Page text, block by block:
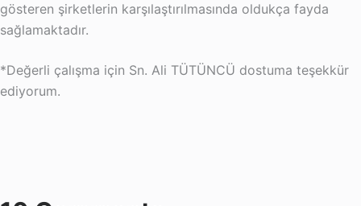
gösteren şirketlerin karşılaştırılmasında oldukça fayda
sağlamaktadır.
*Değerli çalışma için Sn. Ali TÜTÜNCÜ dostuma teşekkür
ediyorum.